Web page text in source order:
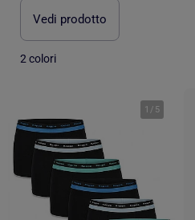
Vedi prodotto
2 colori
1 / 5